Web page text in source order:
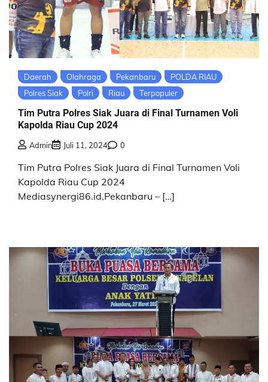
Daerah Olahraga Pekanbaru
POLDA RIAU
Polres Siak
Polri Riau Terpopuler
Tim Putra Polres Siak Juara di Final Turnamen Voli
Kapolda Riau Cup 2024
Admin Juli 11, 2024 0
Tim Putra Polres Siak Juara di Final Turnamen Voli
Kapolda Riau Cup 2024
Mediasynergi86.id,Pekanbaru – […]